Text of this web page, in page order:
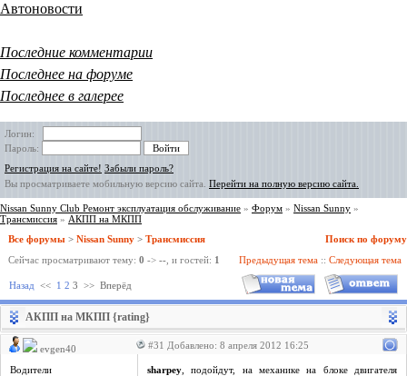
Автоновости
Последние комментарии
Последнее на форуме
Последнее в галерее
Логин:
Пароль:
Регистрация на сайте! Забыли пароль?
Вы просматриваете мобильную версию сайта. Перейти на полную версию сайта.
Nissan Sunny Club Ремонт эксплуатация обслуживание » Форум » Nissan Sunny »
Трансмиссия » АКПП на МКПП
Все форумы > Nissan Sunny > Трансмиссия
Поиск по форуму
Сейчас просматривают тему: 0 -> -- , и гостей: 1 Предыдущая тема :: Следующая тема
Назад << 1 2 3 >> Вперёд
АКПП на МКПП {rating}
evgen40 #31 Добавлено: 8 апреля 2012 16:25
Водители
sharpey , подойдут, на механике на блоке двигателя